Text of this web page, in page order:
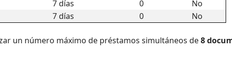
7 días 0
No
7 días 0 No
un número máximo de préstamos simultáneos de8